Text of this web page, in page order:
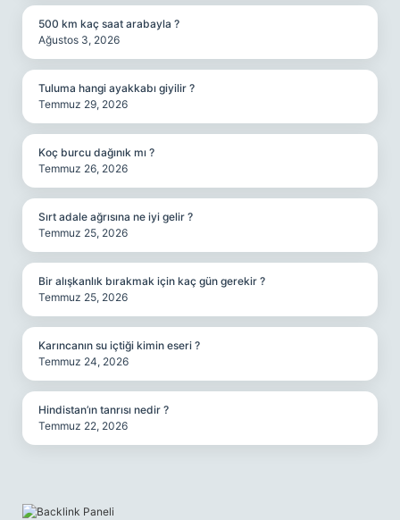
500 km kaç saat arabayla ?
Ağustos 3, 2026
Tuluma hangi ayakkabı giyilir ?
Temmuz 29, 2026
Koç burcu dağınık mı ?
Temmuz 26, 2026
Sırt adale ağrısına ne iyi gelir ?
Temmuz 25, 2026
Bir alışkanlık bırakmak için kaç gün gerekir ?
Temmuz 25, 2026
Karıncanın su içtiği kimin eseri ?
Temmuz 24, 2026
Hindistan’ın tanrısı nedir ?
Temmuz 22, 2026